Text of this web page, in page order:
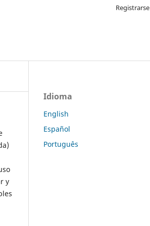
Registrarse
y
Idioma
English
Español
Português